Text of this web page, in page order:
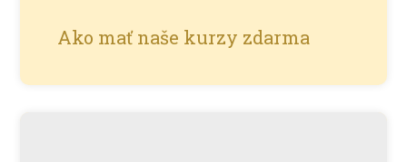
Ako mať naše kurzy zdarma